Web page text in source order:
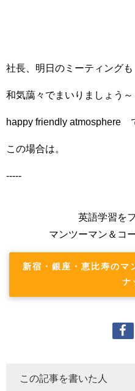
社長、明日のミーティングも
和気藹々でまいりましょう～
happy friendly atmosphere
この場合は。
-----
英語学習を
マンツーマン＆コ
新宿・銀座・恵比寿のマ
ナ
この記事を書いた人